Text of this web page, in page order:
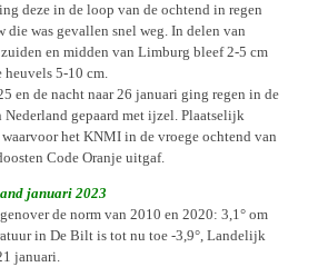
deze in de loop van de ochtend in regen
die was gevallen snel weg. In delen van
en midden van Limburg bleef 2-5 cm
5-10 cm.
en de nacht naar 26 januari ging regen in de
gepaard met ijzel. Plaatselijk
het KNMI in de vroege ochtend van
Code Oranje uitgaf.
januari 2023
de norm van 2010 en 2020: 3,1° om
in De Bilt is tot nu toe -3,9°, Landelijk
januari.